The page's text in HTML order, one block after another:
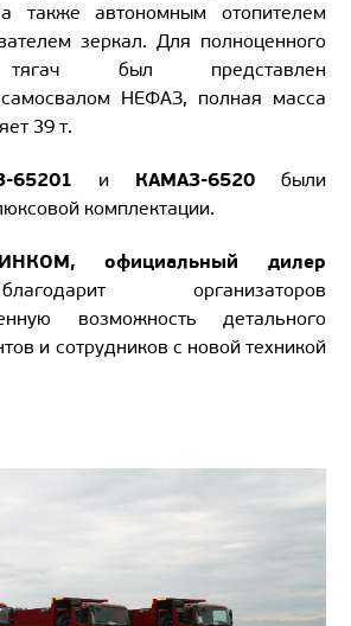
также автономным отопителем
зеркал. Для полноценного
был представлен
НЕФАЗ, полная масса
39 т.
65201 и КАМАЗ-6520 были
комплектации.
официальный дилер
организаторов
возможность детального
и сотрудников с новой техникой